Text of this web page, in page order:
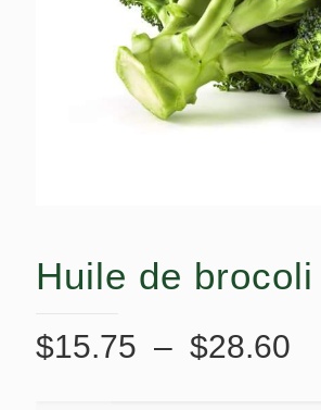
Huile de brocoli
$15.75 – $28.60